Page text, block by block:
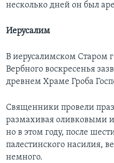
несколько дней он был
Иерусалим
В иерусалимском Старом
Вербного воскресенья
древнем Храме Гроба
Священники провели
размахивая оливковыми
но в этом году, после
палестинского насилия,
немного.